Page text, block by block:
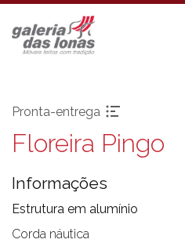
Pronta-entrega
Pronta-entrega
Aparadores
Balanços
Bancos
Floreira Pingo
Informações
Estrutura em alumínio
Corda náutica